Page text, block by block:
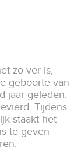
zo ver is,
geboorte van
jaar geleden.
Tijdens
staakt het
te geven